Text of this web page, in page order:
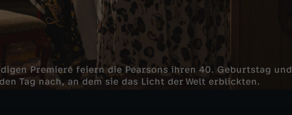
Premiere feiern die Pearsons ihren 40. Geburtstag und
Tag nach, an dem sie das Licht der Welt erblickten.